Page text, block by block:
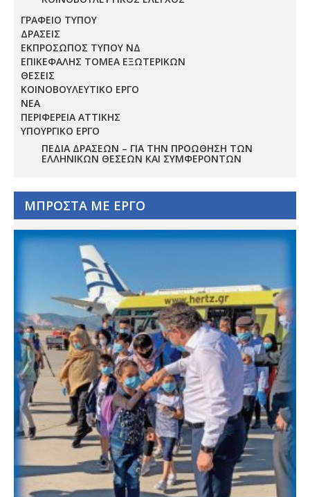
ΓΡΑΦΕΙΟ ΤΥΠΟΥ
ΔΡΑΣΕΙΣ
ΕΚΠΡΟΣΩΠΟΣ ΤΥΠΟΥ ΝΔ
ΕΠΙΚΕΦΑΛΗΣ ΤΟΜΕΑ ΕΞΩΤΕΡΙΚΩΝ
ΘΕΣΕΙΣ
ΚΟΙΝΟΒΟΥΛΕΥΤΙΚΟ ΕΡΓΟ
ΝΕΑ
ΠΕΡΙΦΕΡΕΙΑ ΑΤΤΙΚΗΣ
ΥΠΟΥΡΓΙΚΟ ΕΡΓΟ
ΠΕΔΊΑ ΔΡΆΣΕΩΝ – ΓΙΑ ΤΗΝ ΠΡΟΏΘΗΣΗ ΤΩΝ
ΕΛΛΗΝΙΚΏΝ ΘΈΣΕΩΝ ΚΑΙ ΣΥΜΦΕΡΌΝΤΩΝ
ΜΠΡΟΣΤΑ ΜΕ ΕΡΓΟ